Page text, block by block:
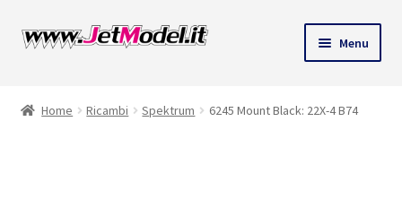
Vai
alla
Vai
Menu
Home Ricambi Spektrum 6245 Mount Black: 22X-4 B74